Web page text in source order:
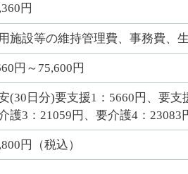
円
施設等の維持管理費、事務費、
円～75,600円
(30日分)要支援1：5660円、要支
護3：21059円、要介護4：23083
円（税込）